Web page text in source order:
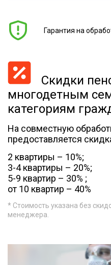
Гарантия на
Скидки
многодетным
категориям
На совместную
предоставляется
2 квартиры – 10%;
3-4 квартиры – 20%;
5-9 квартир – 30% ;
от 10 квартир – 40%
* Стоимость указана без
менеджера.